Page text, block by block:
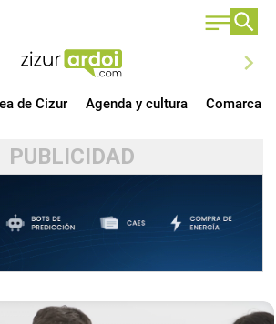
chevron_right
de Cizur Agenda y cultura Comarca
PUBLICIDAD